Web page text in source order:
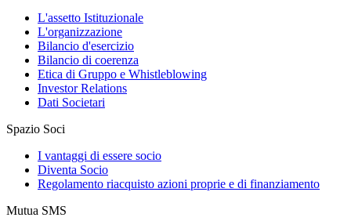
L'assetto Istituzionale
L'organizzazione
Bilancio d'esercizio
Bilancio di coerenza
Etica di Gruppo e Whistleblowing
Investor Relations
Dati Societari
Spazio Soci
I vantaggi di essere socio
Diventa Socio
Regolamento riacquisto azioni proprie e di finanziamento
Mutua SMS